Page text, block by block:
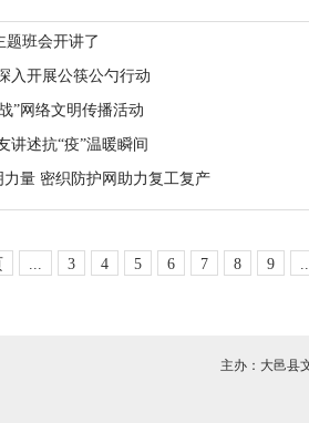
题班会开讲了
入开展公筷公勺行动
”网络文明传播活动
讲述抗“疫”温暖瞬间
量 密织防护网助力复工复产
... 3 4 5 6 7 8 9
主办：大邑县